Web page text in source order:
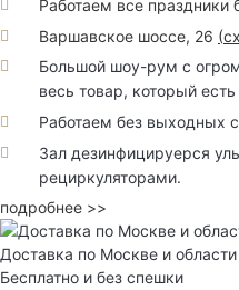
Работаем все праздники
Варшавское шоссе, 26 (
Большой шоу-рум с
весь товар, который есть
Работаем без выходных
Зал дезинфицируерся
рециркуляторами.
подробнее >>
Доставка по Москве и области
Бесплатно и без спешки